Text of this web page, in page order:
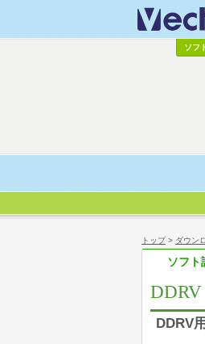
トップ> ダウン
ソフト
DDRV
DDRV
ソフ